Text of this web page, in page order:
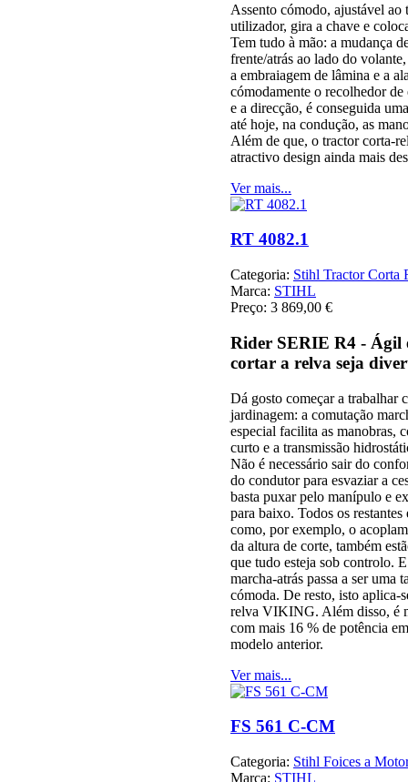
Assento cómodo, ajustável ao
utilizador, gira a chave e
Tem tudo à mão: a mudança
frente/atrás ao lado do
a embraiagem de lâmina e a
cómodamente o recolhedor
e a direcção, é conseguida
até hoje, na condução, as
Além de que, o tractor corta-
atractivo design ainda mais
Ver mais...
RT 4082.1
Categoria: Stihl Tractor Corta
Marca: STIHL
Preço: 3 869,00 €
Rider SERIE R4 - Ágil
cortar a relva seja
Dá gosto começar a trabalhar
jardinagem: a comutação
especial facilita as manobras,
curto e a transmissão
Não é necessário sair do
do condutor para esvaziar a
basta puxar pelo manípulo e
para baixo. Todos os
como, por exemplo, o
da altura de corte, também
que tudo esteja sob controlo.
marcha-atrás passa a ser uma
cómoda. De resto, isto aplica-
relva VIKING. Além disso, é
com mais 16 % de potência
modelo anterior.
Ver mais...
FS 561 C-CM
Categoria: Stihl Foices a
Marca: STIHL